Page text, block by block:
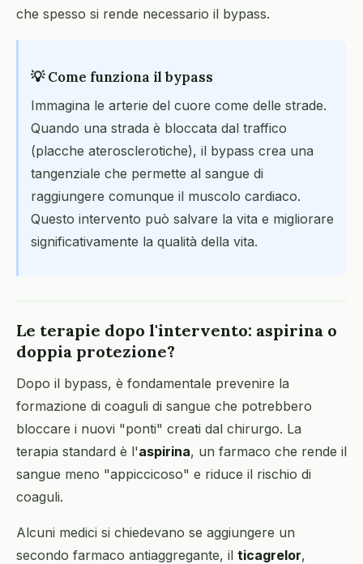
che spesso si rende necessario il bypass.
💡 Come funziona il bypass
Immagina le arterie del cuore come delle strade.
Quando una strada è bloccata dal traffico
(placche aterosclerotiche), il bypass crea una
tangenziale che permette al sangue di
raggiungere comunque il muscolo cardiaco.
Questo intervento può salvare la vita e migliorare
significativamente la qualità della vita.
Le terapie dopo l'intervento: aspirina o
doppia protezione?
Dopo il bypass, è fondamentale prevenire la
formazione di coaguli di sangue che potrebbero
bloccare i nuovi "ponti" creati dal chirurgo. La
terapia standard è l'aspirina, un farmaco che rende il
sangue meno "appiccicoso" e riduce il rischio di
coaguli.
Alcuni medici si chiedevano se aggiungere un
secondo farmaco antiaggregante, il ticagrelor,